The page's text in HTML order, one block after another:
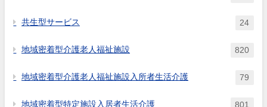
共生型サービス 24
地域密着型介護老人福祉施設 820
地域密着型介護老人福祉施設入所者生活介護 79
地域密着型特定施設入居者生活介護 801